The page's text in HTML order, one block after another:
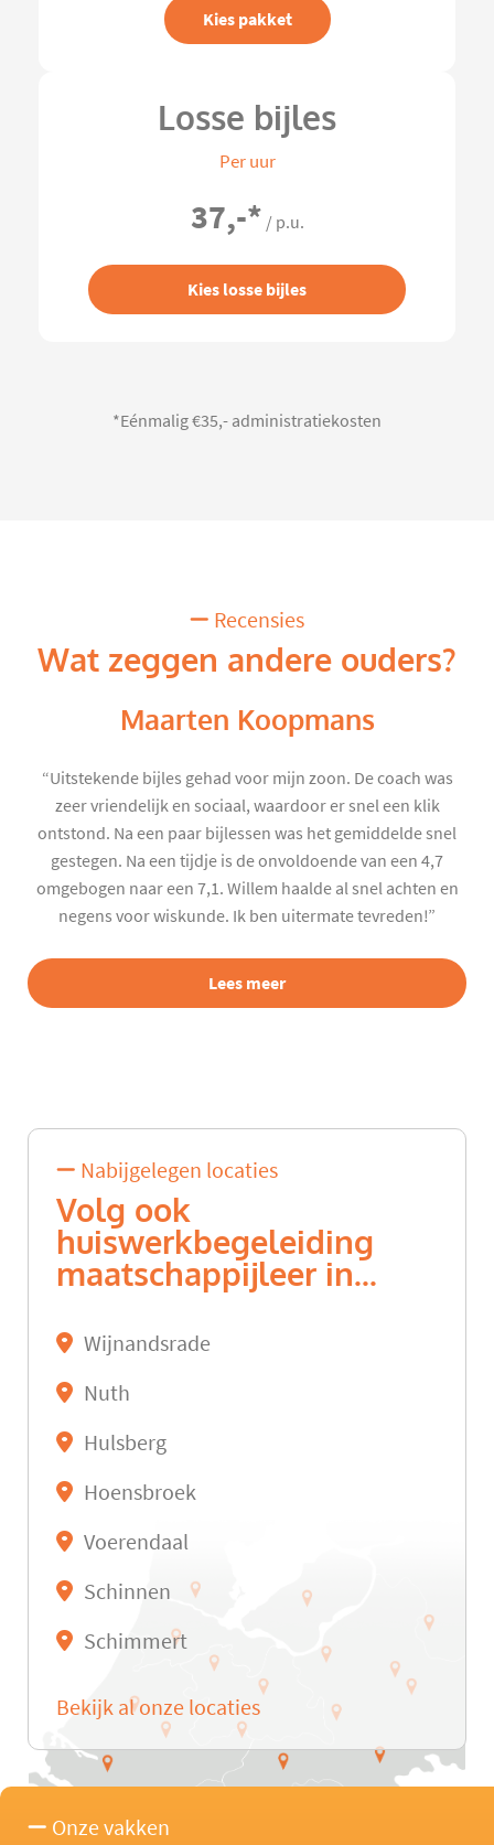
Kies pakket
Losse bijles
Per uur
37,-* / p.u.
Kies losse bijles
*Eénmalig €35,- administratiekosten
Recensies
Wat zeggen andere ouders?
Maarten Koopmans
“Uitstekende bijles gehad voor mijn zoon. De coach was
zeer vriendelijk en sociaal, waardoor er snel een klik
ontstond. Na een paar bijlessen was het gemiddelde snel
gestegen. Na een tijdje is de onvoldoende van een 4,7
omgebogen naar een 7,1. Willem haalde al snel achten en
negens voor wiskunde. Ik ben uitermate tevreden!”
Lees meer
Nabijgelegen locaties
Volg ook
huiswerkbegeleiding
maatschappijleer in...
Wijnandsrade
Nuth
Hulsberg
Hoensbroek
Voerendaal
Schinnen
Schimmert
Bekijk al onze locaties
Onze vakken